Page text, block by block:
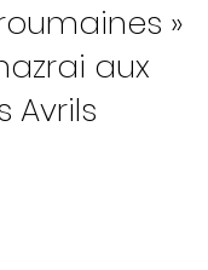
»
aux
Avrils
sur 5.